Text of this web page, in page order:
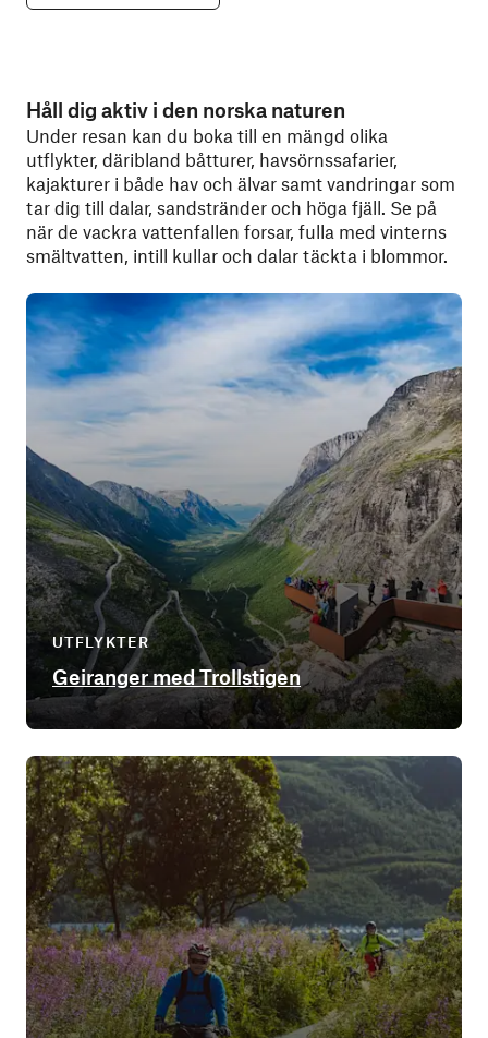
Håll dig aktiv i den norska naturen
Under resan kan du boka till en mängd olika
utflykter, däribland båtturer, havsörnssafarier,
kajakturer i både hav och älvar samt vandringar som
tar dig till dalar, sandstränder och höga fjäll. Se på
när de vackra vattenfallen forsar, fulla med vinterns
smältvatten, intill kullar och dalar täckta i blommor.
UTFLYKTER
Geiranger med Trollstigen